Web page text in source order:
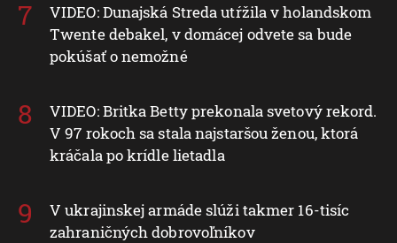
VIDEO: Dunajská Streda utŕžila v holandskom
Twente debakel, v domácej odvete sa bude
pokúšať o nemožné
VIDEO: Britka Betty prekonala svetový rekord.
V 97 rokoch sa stala najstaršou ženou, ktorá
kráčala po krídle lietadla
V ukrajinskej armáde slúži takmer 16-tisíc
zahraničných dobrovoľníkov